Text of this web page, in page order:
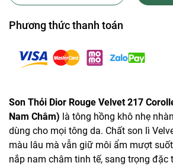
Phương thức thanh toán
Son Thỏi Dior Rouge Velvet 217
Nam Châm) là tông hồng khô nhẹ
dùng cho mọi tông da. Chất son lì
màu lâu mà vẫn giữ môi ẩm mượt
nắp nam châm tinh tế, sang trọng đặc